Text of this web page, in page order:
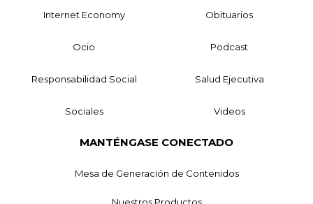
Internet Economy Obituarios
Ocio Podcast
Responsabilidad Social Salud Ejecutiva
Sociales Videos
MANTÉNGASE CONECTADO
Mesa de Generación de Contenidos
Nuestros Productos